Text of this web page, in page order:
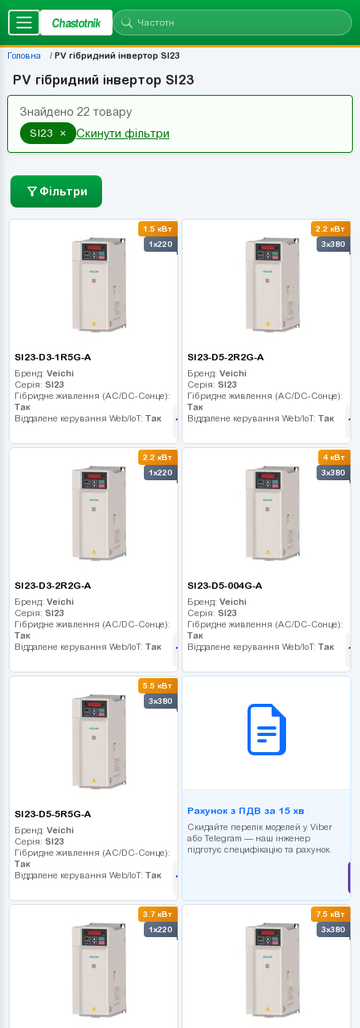
Chastotnik
Головна PV гібридний інвертор SI23
PV гібридний інвертор SI23
Знайдено 22 товару
SI23
× Скинути фільтри
Фільтри
1.5 кВт
1x220
SI23-D3-1R5G-A
Бренд: Veichi
Серія: SI23
Гібридне живлення (AC/DC-Сонце):
Так
Віддалене керування Web/IoT: Так 11 430грн
2.2 кВт
3x380
SI23-D5-2R2G-A
Бренд: Veichi
Серія: SI23
Гібридне живлення (AC/DC-Сонце):
Так
Віддалене керування Web/IoT: Так
2.2 кВт
1x220
SI23-D3-2R2G-A
Бренд: Veichi
Серія: SI23
Гібридне живлення (AC/DC-Сонце):
Так
Віддалене керування Web/IoT: Так 13 410грн
4 кВт
3x380
SI23-D5-004G-A
Бренд: Veichi
Серія: SI23
Гібридне живлення (AC/DC-Сонце):
Так
Віддалене керування Web/IoT: Так
5.5 кВт
3x380
SI23-D5-5R5G-A
Бренд: Veichi
Серія: SI23
Гібридне живлення (AC/DC-Сонце):
Так
Віддалене керування Web/IoT: Так 14 805
Рахунок з ПДВ за 15 хв
Скидайте перелік моделей у Viber
або Telegram — наш інженер
підготує специфікацію та рахунок.
3.7 кВт
1x220
7.5 кВт
3x380